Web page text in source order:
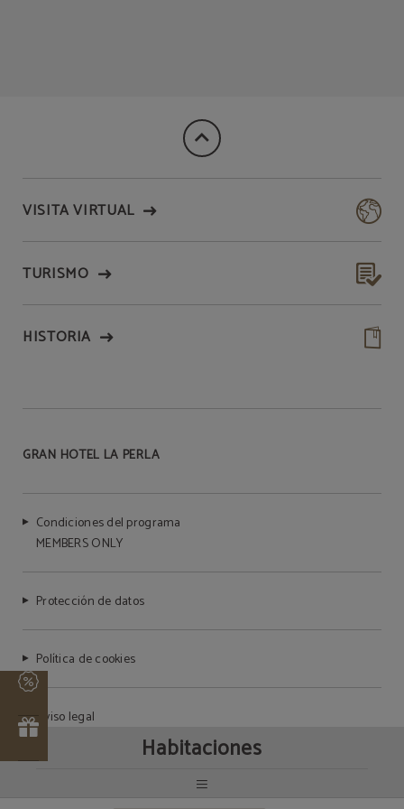
Habitaciones
VISITA VIRTUAL
TURISMO
HISTORIA
GRAN HOTEL LA PERLA
Condiciones del programa
MEMBERS ONLY
Protección de datos
Política de cookies
Aviso legal